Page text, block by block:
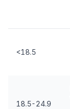
<18.5
18.5-24.9